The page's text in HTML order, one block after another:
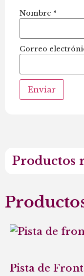
Nombre *
Correo
Productos
Pista de